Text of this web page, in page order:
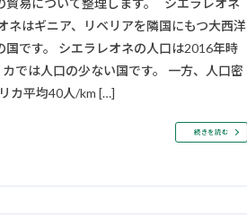
貿易について整理します。 シエラレオネ
ネはギニア、リベリアを隣国にもつ大西洋
国です。 シエラレオネの人口は2016年時
では人口の少ない国です。 一方、人口密
カ平均40人/km […]
続きを読む